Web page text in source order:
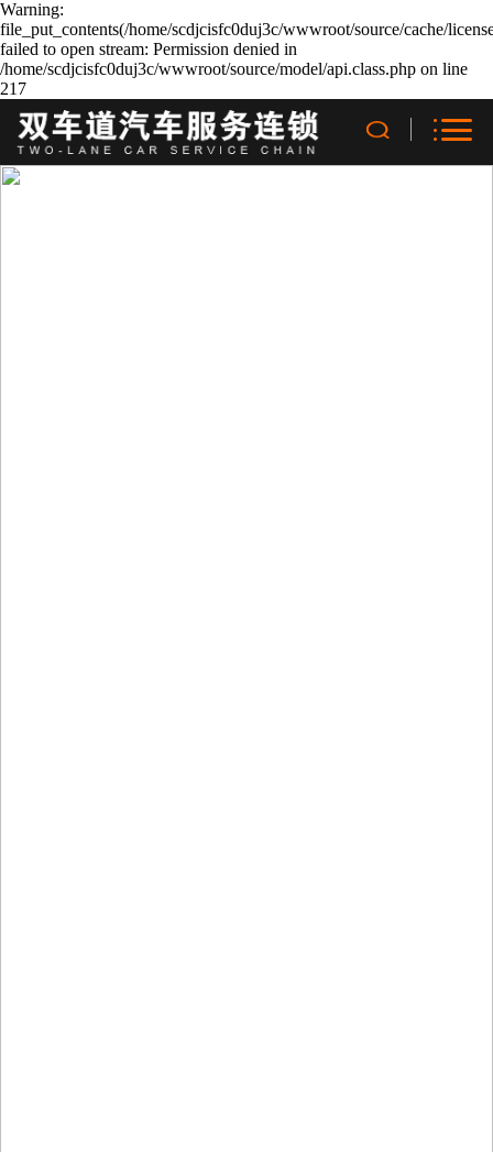
Warning:
file_put_contents(/home/scdjcisfc0duj3c/wwwroot/source/cache/
failed to open stream: Permission denied in
/home/scdjcisfc0duj3c/wwwroot/source/model/api.class.php on line
217